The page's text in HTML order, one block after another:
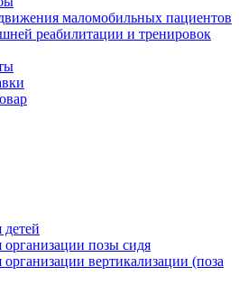
маломобильных пациентов
реабилитации и тренировок
позы сидя
вертикализации (поза